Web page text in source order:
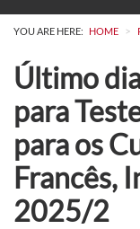
YOU ARE HERE: HOME >
Último
para
para os
Francês,
2025/2